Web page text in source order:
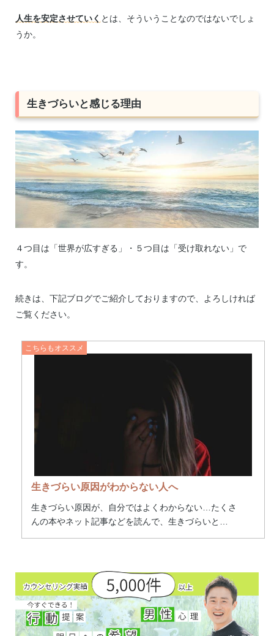
人生を安定させていく とは、そういうことなのではないでしょ
うか。
生きづらいと感じる理由
４つ目は「世界が広すぎる」・５つ目は「受け取れない」で
す。
続きは、下記ブログでご紹介しておりますので、よろしければ
ご覧ください。
生きづらい原因がわからない人へ
生きづらい原因が、自分ではよくわからない…たくさ
んの本やネット記事などを読んで、生きづらいと